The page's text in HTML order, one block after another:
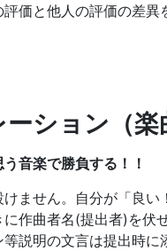
価と他人の評価の差
ション（楽
音楽で勝負する！！
ません。自分が「良い
作曲者名(提出者)を伏
説明の文言は提出時に